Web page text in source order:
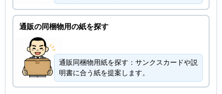
通販の同梱物用の紙を探す
通販同梱物用紙を探す：サンクスカードや説
明書に合う紙を提案します。